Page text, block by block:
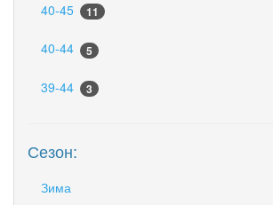
40-45 11
40-44 5
39-44 3
Сезон:
Зима